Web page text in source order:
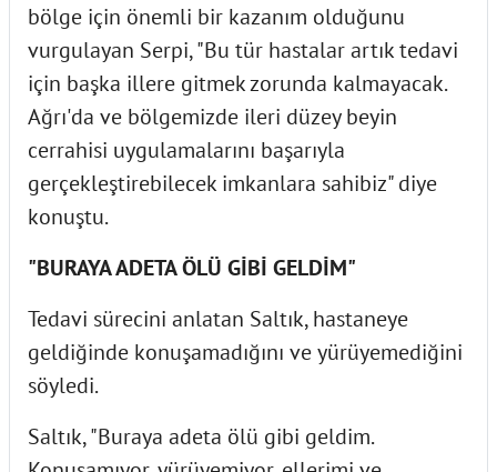
bölge için önemli bir kazanım olduğunu
vurgulayan Serpi, "Bu tür hastalar artık tedavi
için başka illere gitmek zorunda kalmayacak.
Ağrı'da ve bölgemizde ileri düzey beyin
cerrahisi uygulamalarını başarıyla
gerçekleştirebilecek imkanlara sahibiz" diye
konuştu.
"BURAYA ADETA ÖLÜ GİBİ GELDİM"
Tedavi sürecini anlatan Saltık, hastaneye
geldiğinde konuşamadığını ve yürüyemediğini
söyledi.
Saltık, "Buraya adeta ölü gibi geldim.